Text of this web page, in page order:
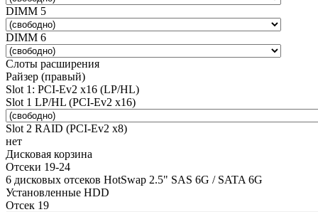
DIMM 5
DIMM 6
Слоты расширения
Райзер (правый)
Slot 1: PCI-Ev2 x16 (LP/HL)
Slot 1 LP/HL (PCI-Ev2 x16)
Slot 2 RAID (PCI-Ev2 x8)
нет
Дисковая корзина
Отсеки 19-24
6 дисковых отсеков HotSwap 2.5" SAS 6G / SATA 6G
Установленные HDD
Отсек 19